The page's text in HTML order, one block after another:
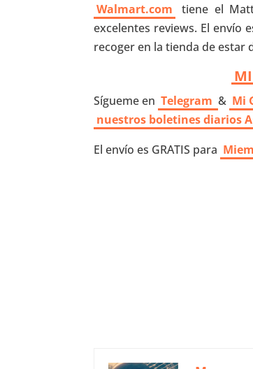
Walmart.com
tiene el
excelentes reviews. El envío
recoger en la tienda de estar
Sígueme en Telegram & Mi
nuestros boletines diarios
El envío es GRATIS para